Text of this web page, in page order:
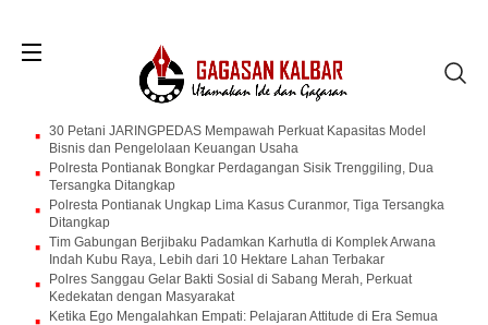
30 Petani JARINGPEDAS Mempawah Perkuat Kapasitas Model
Bisnis dan Pengelolaan Keuangan Usaha
Polresta Pontianak Bongkar Perdagangan Sisik Trenggiling, Dua
Tersangka Ditangkap
Polresta Pontianak Ungkap Lima Kasus Curanmor, Tiga Tersangka
Ditangkap
Tim Gabungan Berjibaku Padamkan Karhutla di Komplek Arwana
Indah Kubu Raya, Lebih dari 10 Hektare Lahan Terbakar
Polres Sanggau Gelar Bakti Sosial di Sabang Merah, Perkuat
Kedekatan dengan Masyarakat
Ketika Ego Mengalahkan Empati: Pelajaran Attitude di Era Semua